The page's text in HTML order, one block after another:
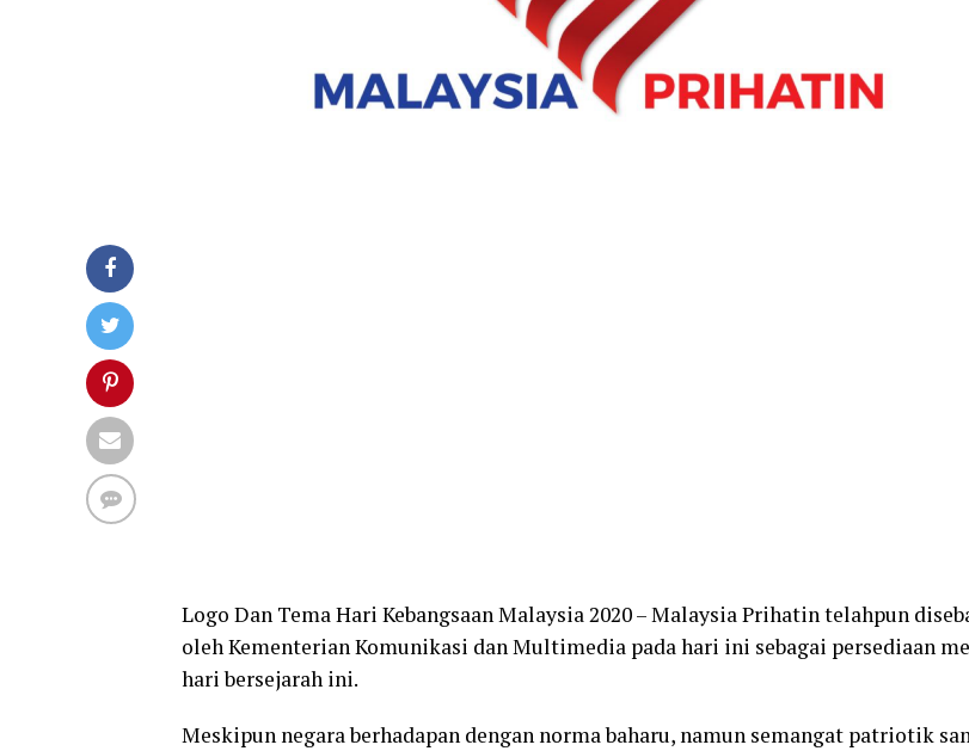
Logo Dan Tema Hari Kebangsaan Malaysia 2020 – Malaysia Prihatin telahpun
oleh Kementerian Komunikasi dan Multimedia pada hari ini sebagai persediaan
hari bersejarah ini.
Meskipun negara berhadapan dengan norma baharu, namun semangat patriotik